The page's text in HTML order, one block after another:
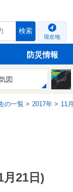
検索
現在地
防災情報
図
の一覧 2017年 11月
月21日)